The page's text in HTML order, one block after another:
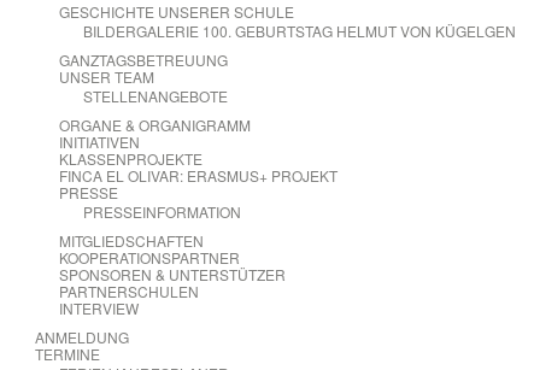
GESCHICHTE UNSERER SCHULE
BILDERGALERIE 100. GEBURTSTAG HELMUT VON KÜGELGEN
GANZTAGSBETREUUNG
UNSER TEAM
STELLENANGEBOTE
ORGANE & ORGANIGRAMM
INITIATIVEN
KLASSENPROJEKTE
FINCA EL OLIVAR: ERASMUS+ PROJEKT
PRESSE
PRESSEINFORMATION
MITGLIEDSCHAFTEN
KOOPERATIONSPARTNER
SPONSOREN & UNTERSTÜTZER
PARTNERSCHULEN
INTERVIEW
ANMELDUNG
TERMINE
Herbstmarkt am 8./9. November 2014 in der Helmut von
Kügelgen-Schule
Posted byKatharina WyssonNov. 4, 2014
Es ist inzwischen zur Tradition geworden, dass die Helmut von
Kügelgen-Schule zu ihrem Herbstmarkt einlädt. Dieser findet
am 8. und 9. November auf dem Schulgelände in der Thomas-
Mann-Str. 44 statt. Es sind die Eltern und Schüler, die das
vielfältige Angebot organisieren. Der Erlös kommt der Schule
zugute.